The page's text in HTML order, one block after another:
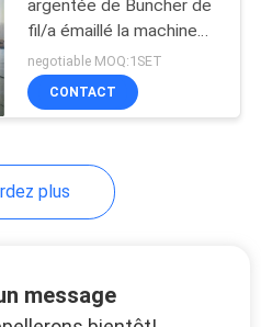
simple
argentée de Buncher de
fil/a émaillé la machine
de tornade de fil
negotiable MOQ:1SET
CONTACT
plus
message